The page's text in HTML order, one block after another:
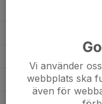
Hugo Nilsson
Erik Lind
Emanuel
Vi använder
webbplats ska
även för